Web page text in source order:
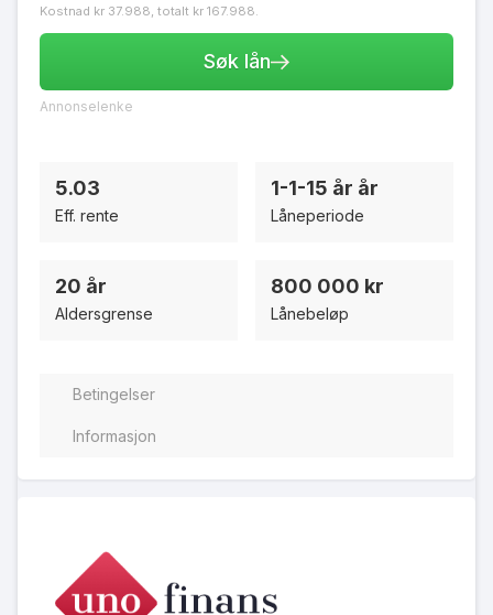
Kostnad kr 37.988, totalt kr 167.988.
Søk lån
Annonselenke
5.03
Eff. rente
1-1-15 år år
Låneperiode
20 år
Aldersgrense
800 000 kr
Lånebeløp
Betingelser
Informasjon